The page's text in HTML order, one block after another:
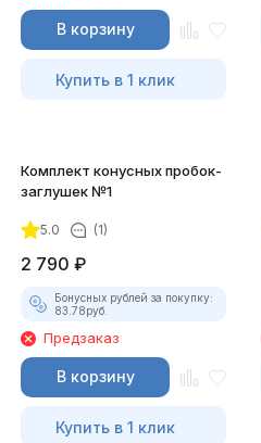
В корзину
Купить в 1 клик
Комплект конусных пробок-
заглушек №1
5.0 (1)
2 790 ₽
Бонусных рублей за покупку:
83.78руб.
Предзаказ
В корзину
Купить в 1 клик